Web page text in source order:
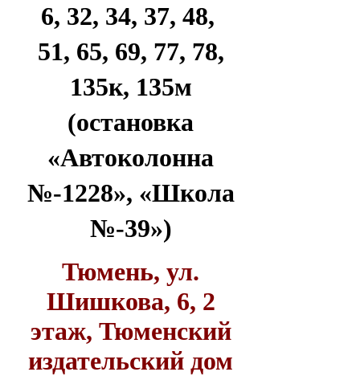
6, 32, 34, 37, 48,
51, 65, 69, 77, 78,
135к, 135м
(остановка
«Автоколонна
№-1228», «Школа
№-39»)
Тюмень, ул.
Шишкова, 6, 2
этаж, Тюменский
издательский дом